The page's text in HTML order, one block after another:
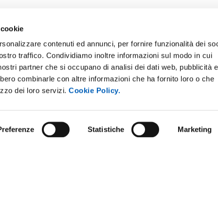
contenuti ed annunci, per fornire funzionalità dei
traffico. Condividiamo inoltre informazioni sul modo in cui
partner che si occupano di analisi dei dati web, pubblicità e
combinarle con altre informazioni che ha fornito loro o che
dei loro servizi.Cookie Policy.
Statistiche Marketing
NOTICE BOARD
ADMINISTRATION
SUPPORT THE UNIVERSITY